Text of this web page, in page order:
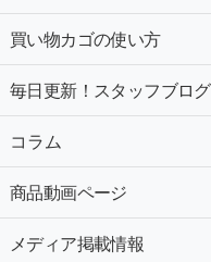
買い物カゴの使い方
毎日更新！スタッフブログ
コラム
商品動画ページ
メディア掲載情報